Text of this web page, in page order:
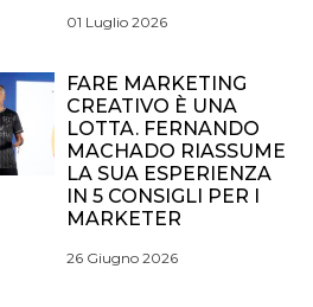
01 Luglio 2026
FARE MARKETING
CREATIVO È UNA
LOTTA. FERNANDO
MACHADO RIASSUME
LA SUA ESPERIENZA
IN 5 CONSIGLI PER I
MARKETER
26 Giugno 2026